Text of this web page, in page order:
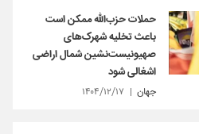
حملات حزب‌الله ممکن است
باعث تخلیه شهرک‌های
صهیونیست‌نشین شمال اراضی
اشغالی شود
جهان ۱۴۰۴/۱۲/۱۷